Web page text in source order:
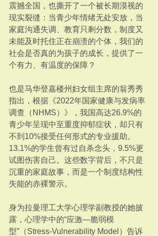
震撼全国，也撕开了一个被长期漠视的
现实裂缝：当青少年情绪无处安放，当
家庭沟通失调、教育只剩分数，制度又
未能及时托住正在崩溃的个体，我们的
社会是否真的为孩子的成长，提供了一
个有力、有温度的保障？
也是马华登嘉楼州妇女组主席的翁秀秀
指出，根据《2022年国家健康与发病率
调查（NHMS）》，我国高达26.9%的
青少年呈现中至重度抑郁症状，却只有
不到10%接受任何形式的专业援助。
13.1%的学生曾有过自杀念头，9.5%更
试图伤害自己。这些数字背后，不只是
沉重的家庭故事，而是一个制度结构性
失能的赤裸警示。
身为拉曼理工大学心理学副教授的她披
露，心理学中的“应激—脆弱模
型”（Stress-Vulnerability Model）告诉